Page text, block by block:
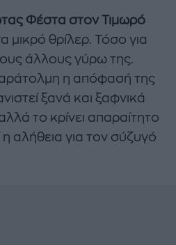
Φέστα στον Τιμωρό
μικρό θρίλερ. Τόσο για
άλλους γύρω της.
παράτολμη η απόφασή της
ξανά και ξαφνικά
το κρίνει απαραίτητο
αλήθεια για τον σύζυγό